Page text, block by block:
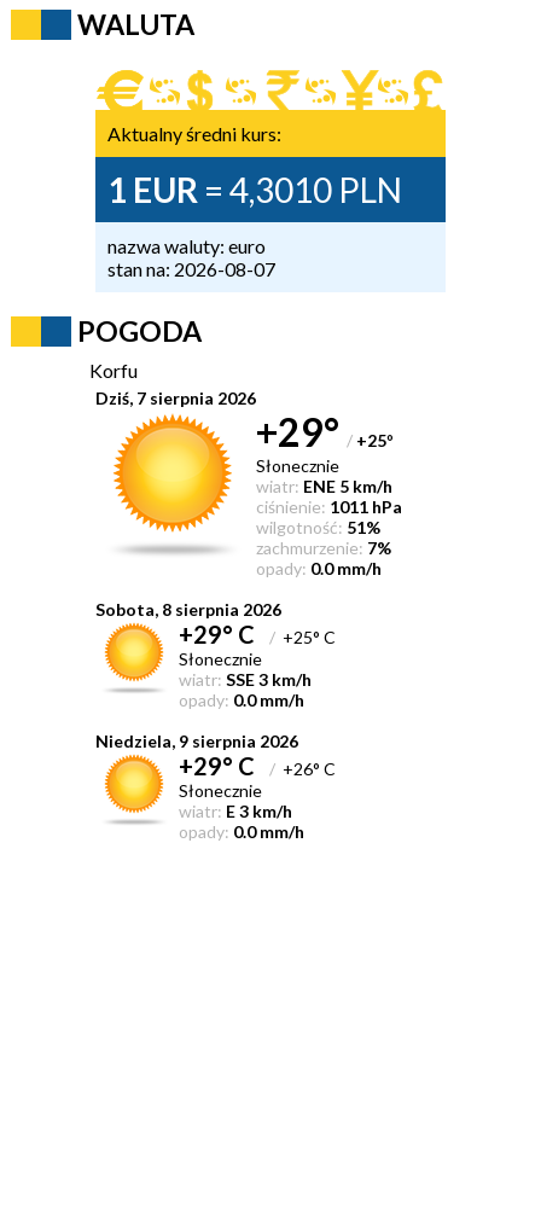
WALUTA
Aktualny średni kurs:
1 EUR = 4,3010 PLN
nazwa waluty: euro
stan na: 2026-08-07
POGODA
Korfu
Dziś, 7 sierpnia 2026
+29° / +25°
Słonecznie
wiatr: ENE 5 km/h
ciśnienie: 1011 hPa
wilgotność: 51%
zachmurzenie: 7%
opady: 0.0 mm/h
Sobota, 8 sierpnia 2026
+29° C /+25° C
Słonecznie
wiatr: SSE 3 km/h
opady: 0.0 mm/h
Niedziela, 9 sierpnia 2026
+29° C /+26° C
Słonecznie
wiatr: E 3 km/h
opady: 0.0 mm/h